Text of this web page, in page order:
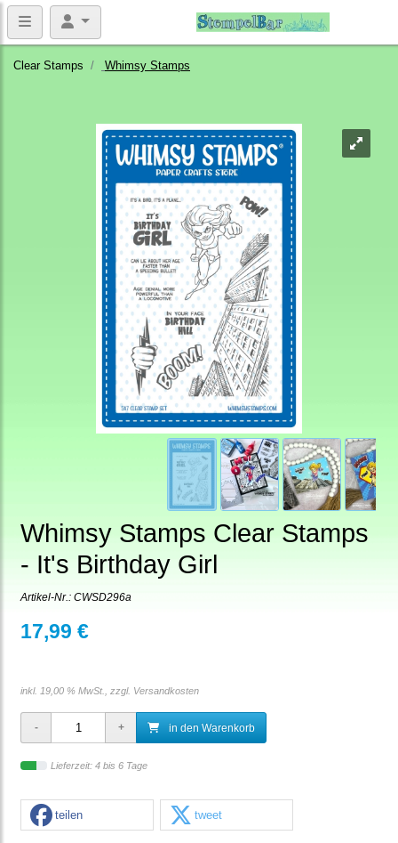
Clear Stamps Whimsy Stamps
Whimsy Stamps Clear Stamps
- It's Birthday Girl
Artikel-Nr.: CWSD296a
17,99 €
inkl. 19,00 % MwSt., zzgl. Versandkosten
in den Warenkorb
Lieferzeit: 4 bis 6 Tage
teilen tweet